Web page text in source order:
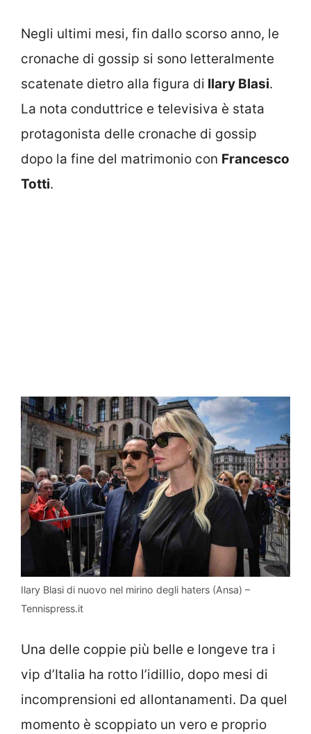
Negli ultimi mesi, fin dallo scorso anno, le
cronache di gossip si sono letteralmente
scatenate dietro alla figura di Ilary Blasi.
La nota conduttrice e televisiva è stata
protagonista delle cronache di gossip
dopo la fine del matrimonio con Francesco
Totti.
Ilary Blasi di nuovo nel mirino degli haters (Ansa) –
Tennispress.it
Una delle coppie più belle e longeve tra i
vip d’Italia ha rotto l’idillio, dopo mesi di
incomprensioni ed allontanamenti. Da quel
momento è scoppiato un vero e proprio